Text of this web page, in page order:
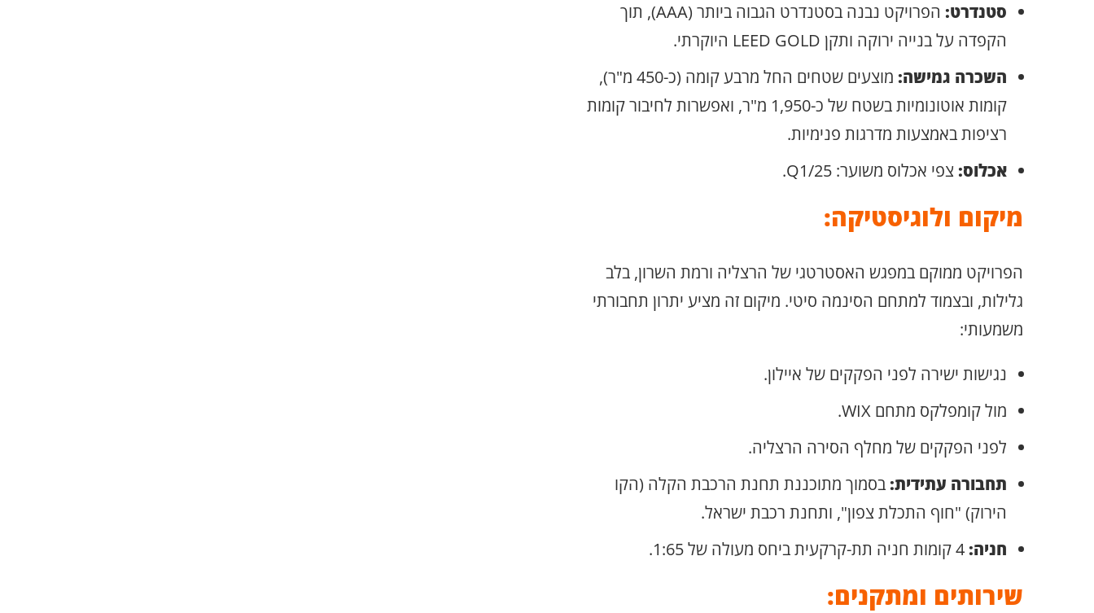
סטנדרט:
הפרויקט נבנה בסטנדרט הגבוה ביותר (AAA), תוך
הקפדה על בנייה ירוקה ותקן LEED GOLD היוקרתי.
השכרה גמישה:
מוצעים שטחים החל מרבע קומה (כ-450 מ"ר),
קומות אוטונומיות בשטח של כ-1,950 מ"ר, ואפשרות לחיבור קומות
רציפות באמצעות מדרגות פנימיות.
אכלוס: צפי אכלוס משוער: Q1/25.
מיקום ולוגיסטיקה:
הפרויקט ממוקם במפגש האסטרטגי של הרצליה ורמת השרון, בלב
גלילות, ובצמוד למתחם הסינמה סיטי. מיקום זה מציע יתרון תחבורתי
משמעותי:
נגישות ישירה לפני הפקקים של איילון.
מול קומפלקס מתחם WIX.
לפני הפקקים של מחלף הסירה הרצליה.
תחבורה עתידית: בסמוך מתוכננת תחנת הרכבת הקלה (הקו
הירוק) "חוף התכלת צפון", ותחנת רכבת ישראל.
חניה:
שירותים ומתקנים: